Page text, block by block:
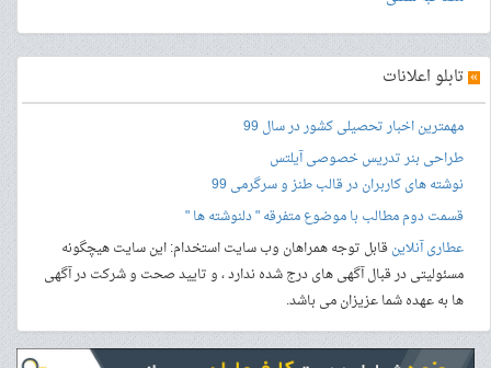
» تابلو اعلانات
مهمترین اخبار تحصیلی کشور در سال 99
طراحی بنرتدریس خصوصی آیلتس
نوشته های کاربران در قالب طنز و سرگرمی 99
قسمت دوم مطالب با موضوع متفرقه " دلنوشته ها "
عطاری آنلاینقابل توجه همراهان وب سایت استخدام: این سایت هیچگونه
مسئولیتی در قبال آگهی های درج شده ندارد ، و تایید صحت و شرکت در آگهی
ها به عهده شما عزیزان می باشد.